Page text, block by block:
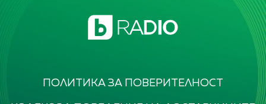
ПОЛИТИКА ЗА ПОВЕРИТЕЛНОСТ